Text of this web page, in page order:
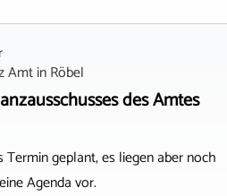
AmtinRöbel
des Amtes
Termin geplant, es liegen aber noch
Agenda vor.